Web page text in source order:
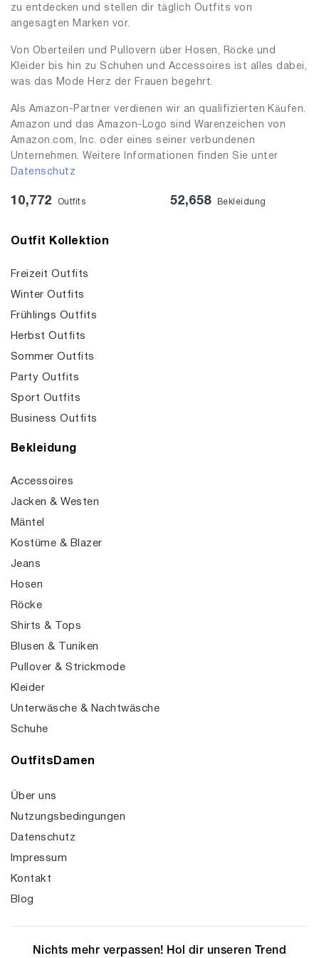
zu entdecken und stellen dir täglich Outfits von
angesagten Marken vor.
Von Oberteilen und Pullovern über Hosen, Röcke und
Kleider bis hin zu Schuhen und Accessoires ist alles dabei,
was das Mode Herz der Frauen begehrt.
Als Amazon-Partner verdienen wir an qualifizierten Käufen.
Amazon und das Amazon-Logo sind Warenzeichen von
Amazon.com, Inc. oder eines seiner verbundenen
Unternehmen. Weitere Informationen finden Sie unter
Datenschutz
10,772 Outfits 52,658 Bekleidung
Outfit Kollektion
Freizeit Outfits
Winter Outfits
Frühlings Outfits
Herbst Outfits
Sommer Outfits
Party Outfits
Sport Outfits
Business Outfits
Bekleidung
Accessoires
Jacken & Westen
Mäntel
Kostüme & Blazer
Jeans
Hosen
Röcke
Shirts & Tops
Blusen & Tuniken
Pullover & Strickmode
Kleider
Unterwäsche & Nachtwäsche
Schuhe
OutfitsDamen
Über uns
Nutzungsbedingungen
Datenschutz
Impressum
Kontakt
Blog
Nichts mehr verpassen! Hol dir unseren Trend